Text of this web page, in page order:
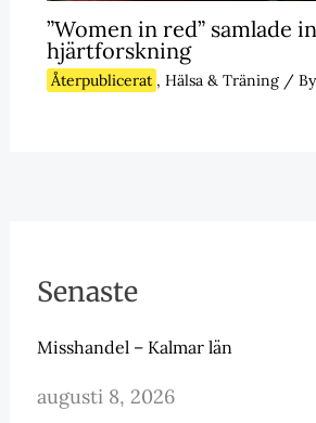
”Women in red” samlade
hjärtforskning
Återpublicerat , Hälsa & Träning/ By
Senaste
Misshandel – Kalmar län
augusti 8, 2026